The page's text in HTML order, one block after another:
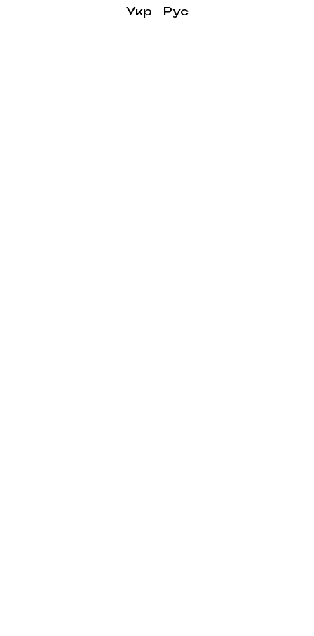
Укр Рус